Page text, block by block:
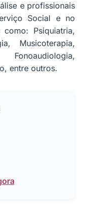
e profissionais
Social e no
Psiquiatria,
Musicoterapia,
entre outros.